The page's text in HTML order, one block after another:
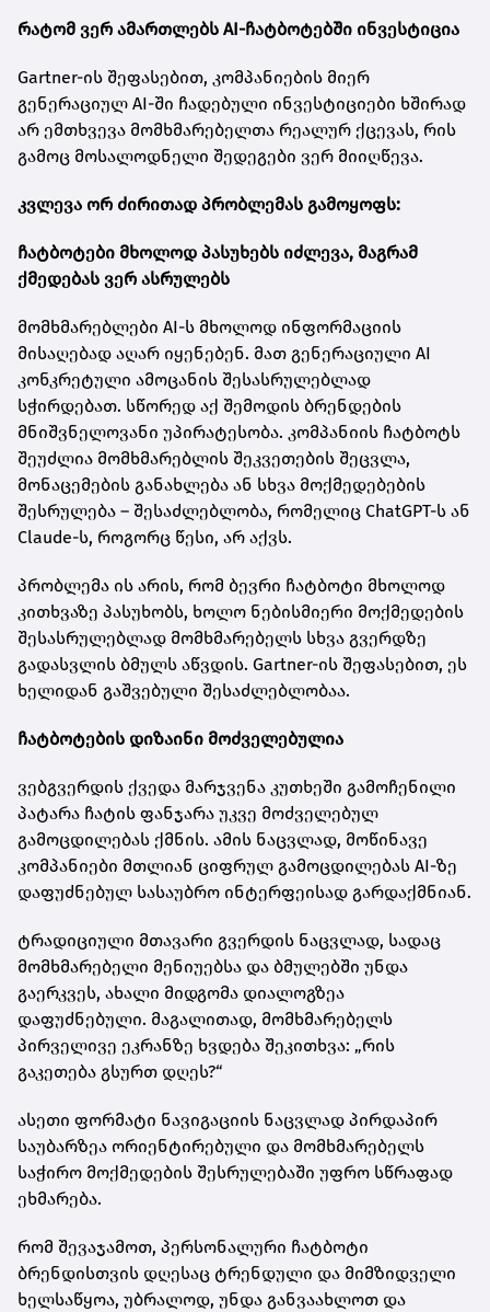
რატომ ვერ ამართლებს AI-ჩატბოტებში ინვესტიცია
Gartner-ის შეფასებით, კომპანიების მიერ
გენერაციულ AI-ში ჩადებული ინვესტიციები ხშირად
არ ემთხვევა მომხმარებელთა რეალურ ქცევას, რის
გამოც მოსალოდნელი შედეგები ვერ მიიღწევა.
კვლევა ორ ძირითად პრობლემას გამოყოფს:
ჩატბოტები მხოლოდ პასუხებს იძლევა, მაგრამ
ქმედებას ვერ ასრულებს
მომხმარებლები AI-ს მხოლოდ ინფორმაციის
მისაღებად აღარ იყენებენ. მათ გენერაციული AI
კონკრეტული ამოცანის შესასრულებლად
სჭირდებათ. სწორედ აქ შემოდის ბრენდების
მნიშვნელოვანი უპირატესობა. კომპანიის ჩატბოტს
შეუძლია მომხმარებლის შეკვეთების შეცვლა,
მონაცემების განახლება ან სხვა მოქმედებების
შესრულება – შესაძლებლობა, რომელიც ChatGPT-ს ან
Claude-ს, როგორც წესი, არ აქვს.
პრობლემა ის არის, რომ ბევრი ჩატბოტი მხოლოდ
კითხვაზე პასუხობს, ხოლო ნებისმიერი მოქმედების
შესასრულებლად მომხმარებელს სხვა გვერდზე
გადასვლის ბმულს აწვდის. Gartner-ის შეფასებით, ეს
ხელიდან გაშვებული შესაძლებლობაა.
ჩატბოტების დიზაინი მოძველებულია
ვებგვერდის ქვედა მარჯვენა კუთხეში გამოჩენილი
პატარა ჩატის ფანჯარა უკვე მოძველებულ
გამოცდილებას ქმნის. ამის ნაცვლად, მოწინავე
კომპანიები მთლიან ციფრულ გამოცდილებას AI-ზე
დაფუძნებულ სასაუბრო ინტერფეისად გარდაქმნიან.
ტრადიციული მთავარი გვერდის ნაცვლად, სადაც
მომხმარებელი მენიუებსა და ბმულებში უნდა
გაერკვეს, ახალი მიდგომა დიალოგზეა
დაფუძნებული. მაგალითად, მომხმარებელს
პირველივე ეკრანზე ხვდება შეკითხვა: „რის
გაკეთება გსურთ დღეს?“
ასეთი ფორმატი ნავიგაციის ნაცვლად პირდაპირ
საუბარზეა ორიენტირებული და მომხმარებელს
საჭირო მოქმედების შესრულებაში უფრო სწრაფად
ეხმარება.
რომ შევაჯამოთ, პერსონალური ჩატბოტი
ბრენდისთვის დღესაც ტრენდული და მიმზიდველი
ხელსაწყოა, უბრალოდ, უნდა განვაახლოთ და